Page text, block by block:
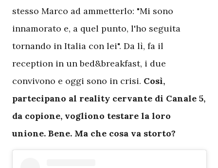
stesso Marco ad ammetterlo: "Mi sono
innamorato e, a quel punto, l'ho seguita
tornando in Italia con lei". Da lì, fa il
reception in un bed&breakfast, i due
convivono e oggi sono in crisi. Così,
partecipano al reality cervante di Canale 5,
da copione, vogliono testare la loro
unione. Bene. Ma che cosa va storto?